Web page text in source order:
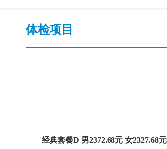
体检项目
经典套餐D 男2372.68元 女2327.68元